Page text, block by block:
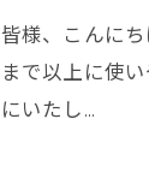
皆様、こんに
まで以上に使
にいたし…